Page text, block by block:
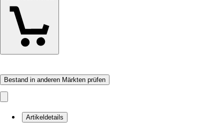
Bestand in anderen Märkten prüfen
Artikeldetails